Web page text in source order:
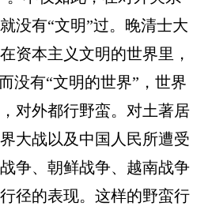
没有“文明”过。晚清士大
资本主义文明的世界里，
没有“文明的世界”，世界
对外都行野蛮。 对土著居
大战以及中国人民所遭受
争、朝鲜战争、越南战争
径的表现。这样的野蛮行